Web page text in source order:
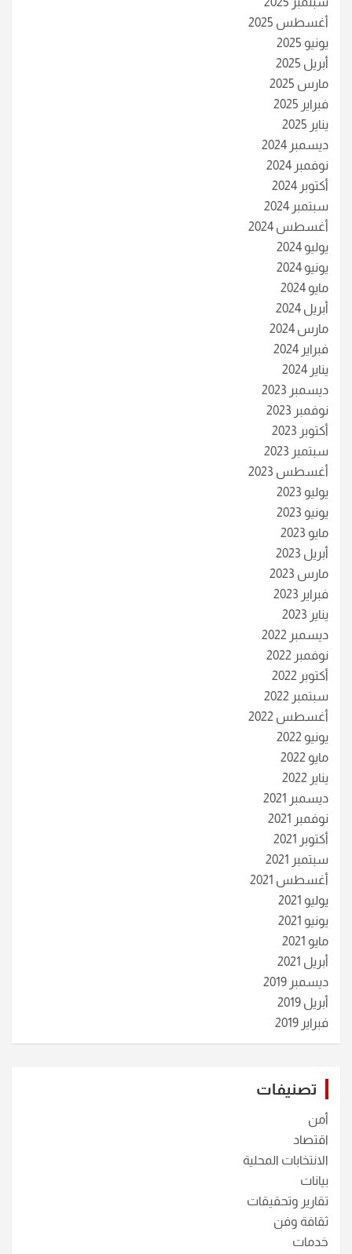
أغسطس 2025
يونيو 2025
أبريل 2025
مارس 2025
فبراير 2025
يناير 2025
ديسمبر 2024
نوفمبر 2024
أكتوبر 2024
سبتمبر 2024
أغسطس 2024
يوليو 2024
يونيو 2024
مايو 2024
أبريل 2024
مارس 2024
فبراير 2024
يناير 2024
ديسمبر 2023
نوفمبر 2023
أكتوبر 2023
سبتمبر 2023
أغسطس 2023
يوليو 2023
يونيو 2023
مايو 2023
أبريل 2023
مارس 2023
فبراير 2023
يناير 2023
ديسمبر 2022
نوفمبر 2022
أكتوبر 2022
سبتمبر 2022
أغسطس 2022
يونيو 2022
مايو 2022
يناير 2022
ديسمبر 2021
نوفمبر 2021
أكتوبر 2021
سبتمبر 2021
أغسطس 2021
يوليو 2021
يونيو 2021
مايو 2021
أبريل 2021
ديسمبر 2019
أبريل 2019
فبراير 2019
تصنيفات
أمن
اقتصاد
الانتخابات المحلية
بيانات
تقارير وتحقيقات
ثقافة وفن
خدمات